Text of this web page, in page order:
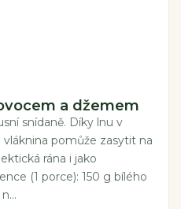
a džemem
snídaně. Díky lnu v
vláknina pomůže zasytit na
rána i jako
(1 porce): 150 g bílého